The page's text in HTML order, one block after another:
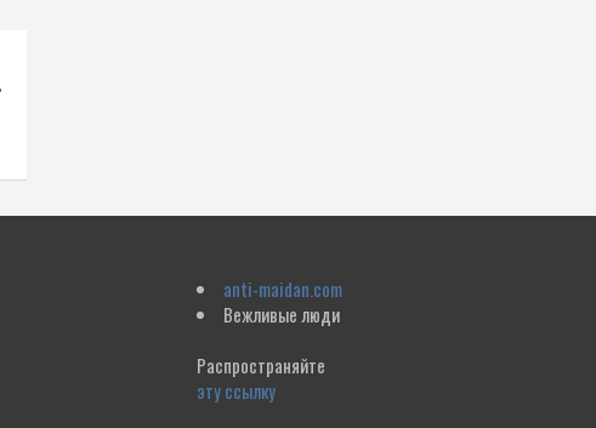
anti-maidan.com
Вежливые люди
Распространяйте
эту ссылку